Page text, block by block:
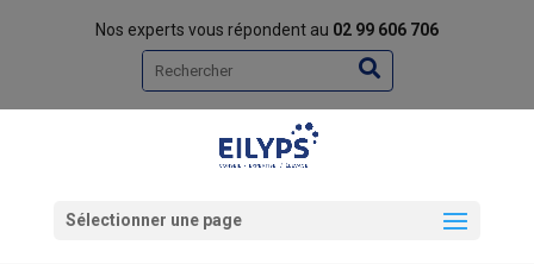
Nos experts vous répondent au 02 99 606 706
Rechercher
Sélectionner une page